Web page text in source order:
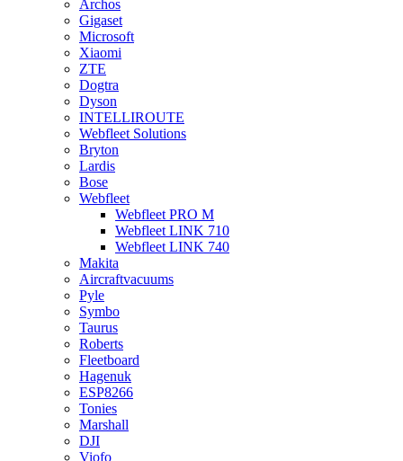
Archos
Gigaset
Microsoft
Xiaomi
ZTE
Dogtra
Dyson
INTELLIROUTE
Webfleet Solutions
Bryton
Lardis
Bose
Webfleet
Webfleet PRO M
Webfleet LINK 710
Webfleet LINK 740
Makita
Aircraftvacuums
Pyle
Symbo
Taurus
Roberts
Fleetboard
Hagenuk
ESP8266
Tonies
Marshall
DJI
Viofo